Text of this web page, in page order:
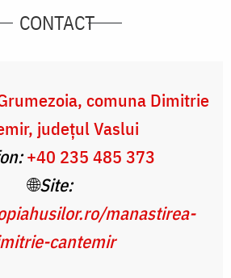
CONTACT
comuna Dimitrie
județul Vaslui
+40 235 485 373
🌐Site:
manastirea-
cantemir